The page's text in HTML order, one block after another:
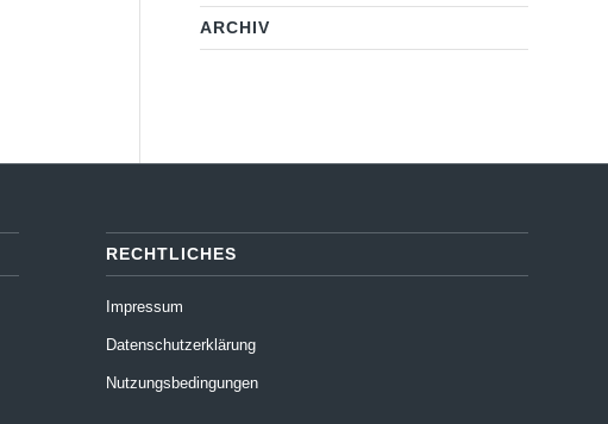
ARCHIV
RECHTLICHES
Impressum
Datenschutzerklärung
Nutzungsbedingungen